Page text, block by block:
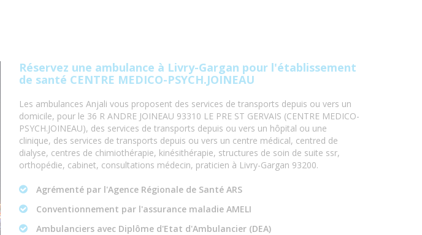
Réservez une ambulance à Livry-Gargan pour l'établissement
de santé CENTRE MEDICO-PSYCH.JOINEAU
Les ambulances Anjali vous proposent des services de transports depuis ou vers un
domicile, pour le 36 R ANDRE JOINEAU 93310 LE PRE ST GERVAIS (CENTRE MEDICO-
PSYCH.JOINEAU), des services de transports depuis ou vers un hôpital ou une
clinique, des services de transports depuis ou vers un centre médical, centred de
dialyse, centres de chimiothérapie, kinésithérapie, structures de soin de suite ssr,
orthopédie, cabinet, consultations médecin, praticien à Livry-Gargan 93200.
Agrémenté par l'Agence Régionale de Santé ARS
Conventionnement par l'assurance maladie AMELI
Ambulanciers avec Diplôme d'Etat d'Ambulancier (DEA)